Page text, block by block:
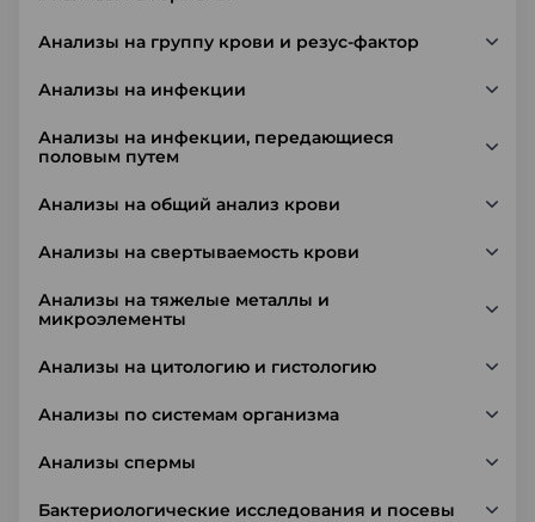
Анализы на группу крови и резус-фактор
Анализы на инфекции
Анализы на инфекции, передающиеся
половым путем
Анализы на общий анализ крови
Анализы на свертываемость крови
Анализы на тяжелые металлы и
микроэлементы
Анализы на цитологию и гистологию
Анализы по системам организма
Анализы спермы
Бактериологические исследования и посевы